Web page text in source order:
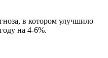
в котором улучшило
на 4-6%.